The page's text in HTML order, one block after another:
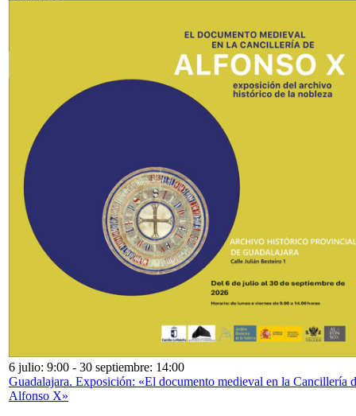
6 julio: 9:00 - 30 septiembre: 14:00
Guadalajara. Exposición: «El documento medieval en la Cancillería
Alfonso X»